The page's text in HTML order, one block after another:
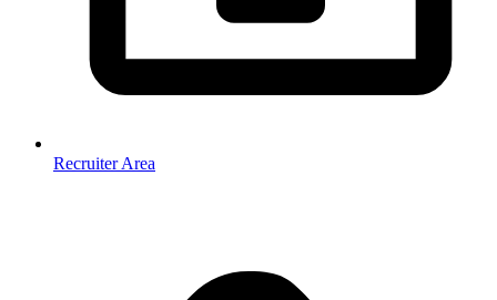
Recruiter Area